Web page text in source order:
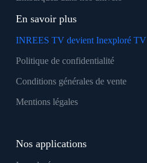
En savoir plus
INREES TV devient Inexploré TV
Politique de confidentialité
Conditions générales de vente
Mentions légales
Nos applications